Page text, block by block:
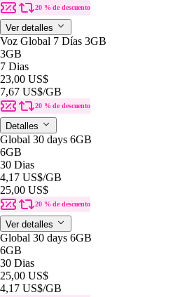
20 % de descuento
Ver detalles
Voz Global 7 Días 3GB
3GB
7 Dias
23,00 US$
7,67 US$/GB
20 % de descuento
Detalles
Global 30 days 6GB
6GB
30 Dias
4,17 US$/GB
25,00 US$
20 % de descuento
Ver detalles
Global 30 days 6GB
6GB
30 Dias
25,00 US$
4,17 US$/GB